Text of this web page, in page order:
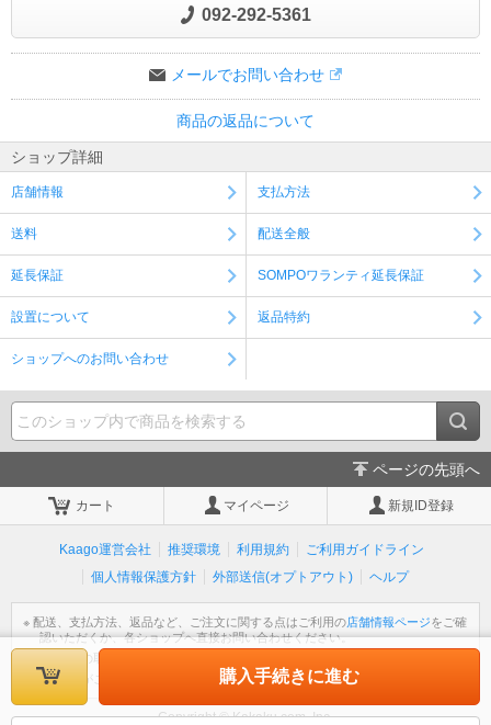
092-292-5361
メールでお問い合わせ
商品の返品について
ショップ詳細
店舗情報 支払方法
送料 配送全般
延長保証 SOMPOワランティ延長保証
設置について 返品特約
ショップへのお問い合わせ
購入手続きに進む
ページの先頭へ
カート マイページ 新規ID登録
Kaago運営会社 推奨環境 利用規約
ご利用ガイドライン
個人情報保護方針
外部送信(オプトアウト) ヘルプ
※ 配送、支払方法、返品など、ご注文に関する点はご利用の店舗情報ページをご確
認いただくか、各ショップへ直接お問い合わせください。
※ 個人情報の取扱いについては
※ 不明な点がございましたら
をご覧ください。
Copyright © Kakaku.com, Inc.